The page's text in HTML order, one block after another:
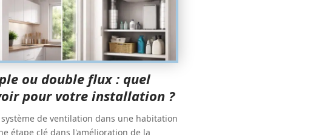
ou double flux : quel
pour votre installation ?
de ventilation dans une habitation
étape clé dans l'amélioration de la